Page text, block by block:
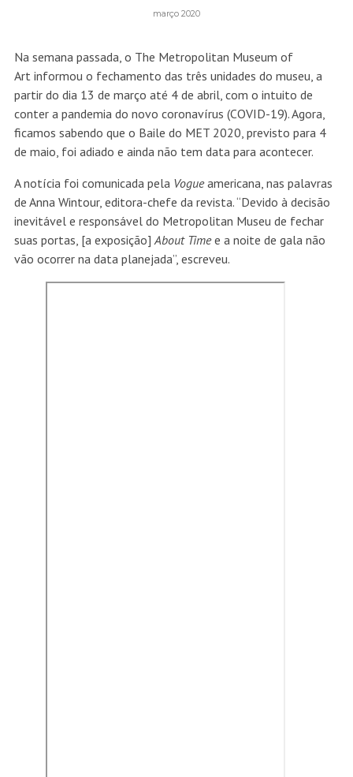
março 2020
Na semana passada, o The Metropolitan Museum of
Art informou o fechamento das três unidades do museu, a
partir do dia 13 de março até 4 de abril, com o intuito de
conter a pandemia do novo coronavírus (COVID-19). Agora,
ficamos sabendo que o Baile do MET 2020, previsto para 4
de maio, foi adiado e ainda não tem data para acontecer.
A notícia foi comunicada pela Vogueamericana, nas palavras
de Anna Wintour, editora-chefe da revista. “Devido à decisão
inevitável e responsável do Metropolitan Museu de fechar
suas portas, [a exposição]About Timee a noite de gala não
vão ocorrer na data planejada”, escreveu.